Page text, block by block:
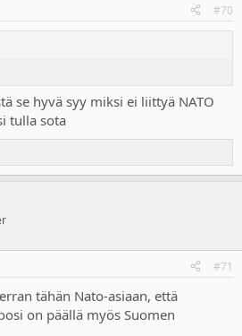
#70
se hyvä syy miksi ei liittyä NATO
tulla sota
#71
tähän Nato-asiaan, että
on päällä myös Suomen